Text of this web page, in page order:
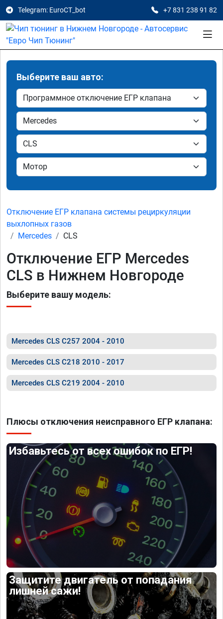
Telegram: EuroCT_bot +7 831 238 91 82
Выберите ваш авто:
Отключение ЕГР клапана системы рециркуляции
выхлопных газов
Mercedes
CLS
Отключение ЕГР Mercedes
CLS в Нижнем Новгороде
Выберите вашу модель:
Mercedes CLS C257 2004 - 2010
Mercedes CLS C218 2010 - 2017
Mercedes CLS C219 2004 - 2010
Плюсы отключения неисправного ЕГР клапана:
Избавьтесь от всех ошибок по ЕГР!
Защитите двигатель от попадания
лишней сажи!